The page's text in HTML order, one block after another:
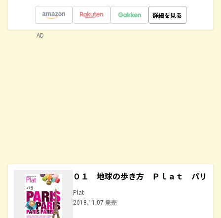
詳細を見る
０１ 地球の歩き方 Ｐｌａｔ パリ
Plat
2018.11.07 発売
AD